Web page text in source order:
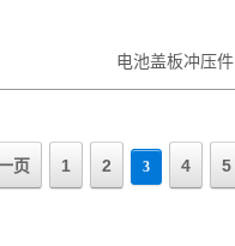
电池盖板冲压件
页 1 2 3 4 5